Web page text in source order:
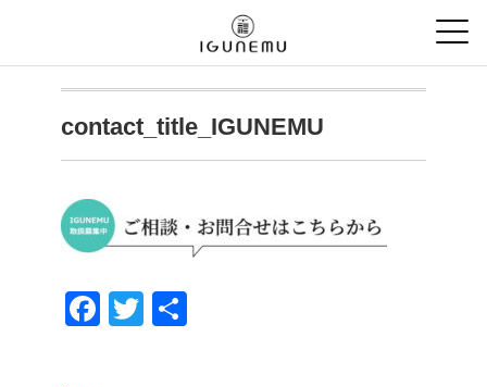
contact_title_IGUNEMU
F
T